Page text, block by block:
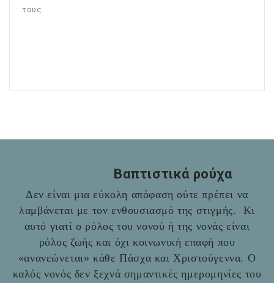
τους.
Βαπτιστικά ρούχα
Δεν είναι μια εύκολη απόφαση ούτε πρέπει να
λαμβάνεται με τον ενθουσιασμό της στιγμής. Κι
αυτό γιατί ο ρόλος του νονού ή της νονάς είναι
ρόλος ζωής και όχι κοινωνική επαφή που
«ανανεώνεται» κάθε Πάσχα και Χριστούγεννα. Ο
καλός νονός δεν ξεχνά σημαντικές ημερομηνίες του